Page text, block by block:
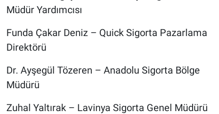
Müdür Yardımcısı
Funda Çakar Deniz – Quick Sigorta Pazarlama
Direktörü
Dr. Ayşegül Tözeren – Anadolu Sigorta Bölge
Müdürü
Zuhal Yaltırak – Lavinya Sigorta Genel Müdürü